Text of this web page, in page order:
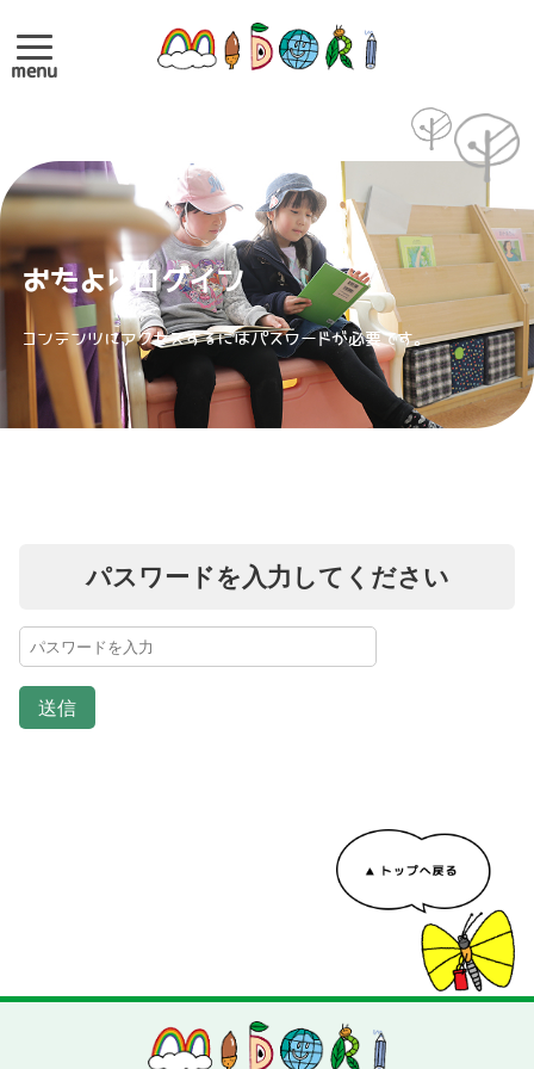
menu
おたよりログイン
コンテンツにアクセスするにはパスワードが必要です。
パスワードを入力してください
送信